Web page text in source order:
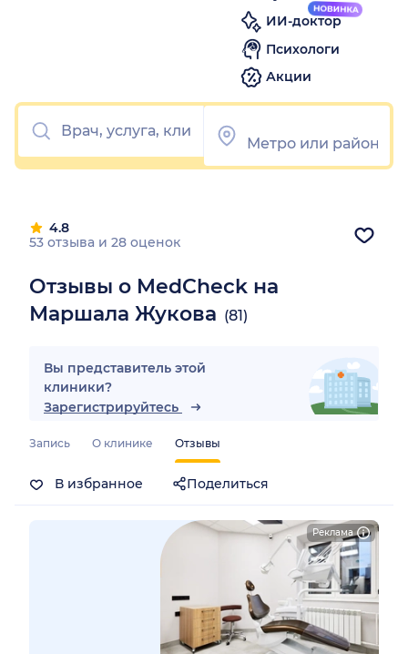
ИИ-доктор
Психологи
Акции
Реклама
Отзывы о MedCheck на
Маршала Жукова (81)
4.8
53 отзыва и 28 оценок
Вы представитель этой
клиники?
Зарегистрируйтесь
Запись О клинике Отзывы
В избранное Поделиться